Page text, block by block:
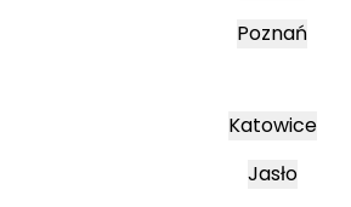
Poznań
Katowice
Jasło